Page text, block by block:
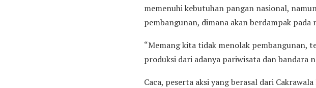
memenuhi kebutuhan pangan nasional,
pembangunan, dimana akan berdampak
“Memang kita tidak menolak pembangunan,
produksi dari adanya pariwisata dan bandara
Caca, peserta aksi yang berasal dari